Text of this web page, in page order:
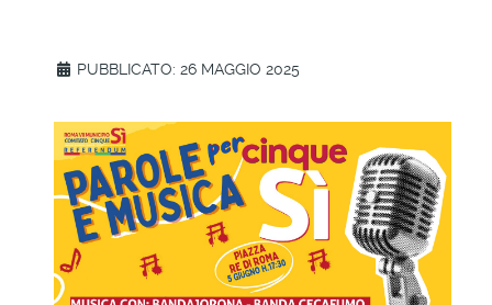
PUBBLICATO: 26 MAGGIO 2025